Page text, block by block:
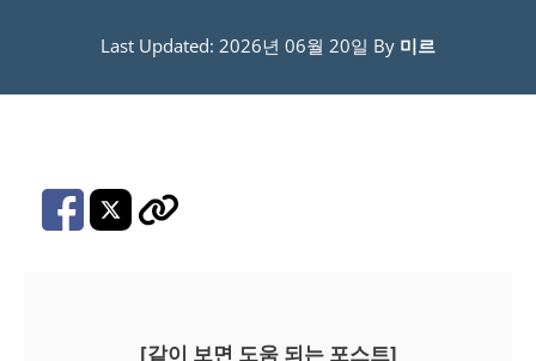
Last Updated: 2026년 06월 20일 By 미르
[같이 보면 도움 되는 포스트]